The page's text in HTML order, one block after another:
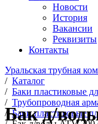
Новости
История
Вакансии
Реквизиты
Контакты
Уральская трубная
/ Каталог
/ Баки пластиковые
/ Трубопроводная
/ Баки пластиковые
Бак д/